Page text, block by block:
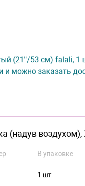
(21''/53 см) falali, 1
и можно заказать
(надув
В упаковке
1 шт